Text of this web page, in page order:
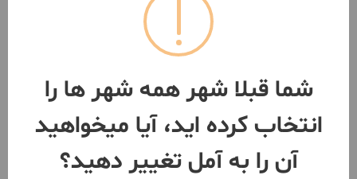
آپارتمان ۱۶۰ متری سه خواب
آمل
مبلغ
14,000,000,000 تومان
1 هفته پیش 091945***01
شما قبلا شهر همه شهر ها را
انتخاب کرده اید، آیا میخواهید
آن را به آمل تغییر دهید؟